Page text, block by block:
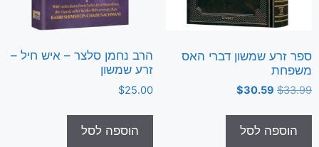
ספר זרע שמשון דברי האס
משפחת
$33.99
$30.59
הוספה לסל
הרב נחמן סלצר – איש חיל –
זרע שמשון
$25.00
הוספה לסל